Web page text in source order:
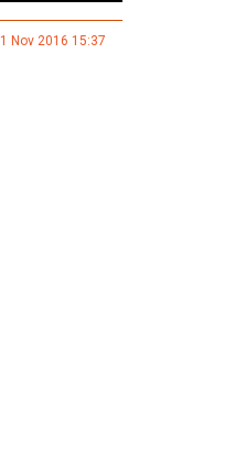
1 Nov 2016 15:37